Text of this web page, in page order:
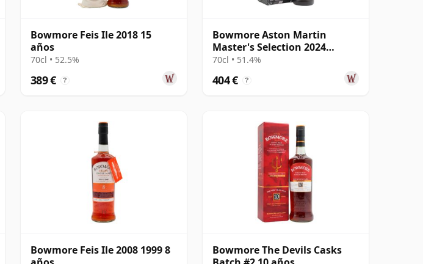
Bowmore Feis Ile 2018 15
años
70cl • 52.5%
389 € ?
Bowmore Aston Martin
Master's Selection 2024
Release Singl 21 años
70cl • 51.4%
404 € ?
Bowmore Feis Ile 2008 1999 8
Bowmore The Devils Casks